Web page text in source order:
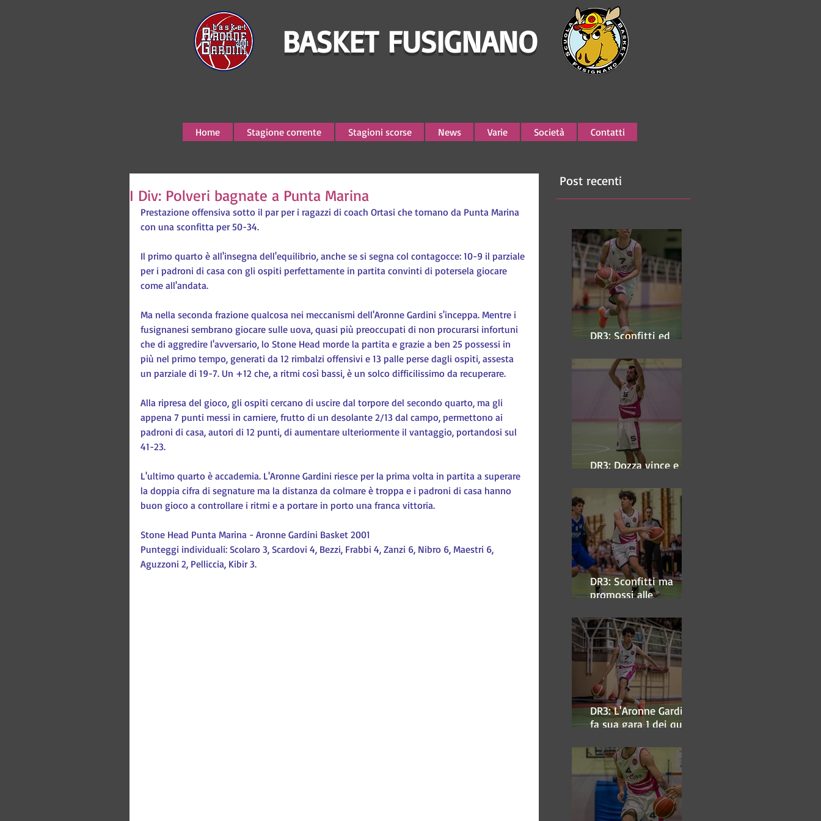
BASKET FUSIGNANO
Home Stagione corrente Stagioni scorse News Varie Società Contatti
I Div: Polveri bagnate a Punta Marina
Prestazione offensiva sotto il par per i ragazzi di coach Ortasi che tornano da Punta Marina
con una sconfitta per 50-34.
Il primo quarto è all'insegna dell'equilibrio, anche se si segna col contagocce: 10-9 il parziale
per i padroni di casa con gli ospiti perfettamente in partita convinti di potersela giocare
come all'andata.
Ma nella seconda frazione qualcosa nei meccanismi dell'Aronne Gardini s'inceppa. Mentre i
fusignanesi sembrano giocare sulle uova, quasi più preoccupati di non procurarsi infortuni
che di aggredire l'avversario, lo Stone Head morde la partita e grazie a ben 25 possessi in
più nel primo tempo, generati da 12 rimbalzi offensivi e 13 palle perse dagli ospiti, assesta
un parziale di 19-7. Un +12 che, a ritmi così bassi, è un solco difficilissimo da recuperare.
Alla ripresa del gioco, gli ospiti cercano di uscire dal torpore del secondo quarto, ma gli
appena 7 punti messi in carniere, frutto di un desolante 2/13 dal campo, permettono ai
padroni di casa, autori di 12 punti, di aumentare ulteriormente il vantaggio, portandosi sul
41-23.
L'ultimo quarto è accademia. L'Aronne Gardini riesce per la prima volta in partita a superare
la doppia cifra di segnature ma la distanza da colmare è troppa e i padroni di casa hanno
buon gioco a controllare i ritmi e a portare in porto una franca vittoria.
Stone Head Punta Marina - Aronne Gardini Basket 2001
Punteggi individuali: Scolaro 3, Scardovi 4, Bezzi, Frabbi 4, Zanzi 6, Nibro 6, Maestri 6,
Aguzzoni 2, Pelliccia, Kibir 3.
Post recenti
DR3: Sconfitti ed
DR3: Dozza vince e
DR3: Sconfitti ma
promossi alle
DR3: L'Aronne Gardini
fa sua gara 1 dei quarti